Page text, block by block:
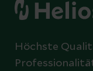
Höchste